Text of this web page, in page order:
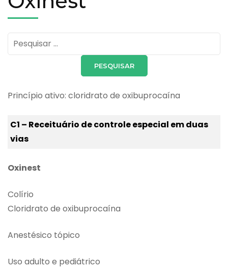
Pesquisar
por:
Princípio ativo: cloridrato de oxibuprocaína
C1 – Receituário de controle especial em duas
vias
Oxinest
Colírio
Cloridrato de oxibuprocaína
Anestésico tópico
Uso adulto e pediátrico